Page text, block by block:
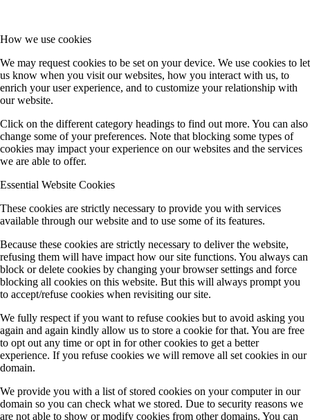
How we use cookies
We may request cookies to be set on your device. We use cookies to let
us know when you visit our websites, how you interact with us, to
enrich your user experience, and to customize your relationship with
our website.
Click on the different category headings to find out more. You can also
change some of your preferences. Note that blocking some types of
cookies may impact your experience on our websites and the services
we are able to offer.
Essential Website Cookies
These cookies are strictly necessary to provide you with services
available through our website and to use some of its features.
Because these cookies are strictly necessary to deliver the website,
refusing them will have impact how our site functions. You always can
block or delete cookies by changing your browser settings and force
blocking all cookies on this website. But this will always prompt you
to accept/refuse cookies when revisiting our site.
We fully respect if you want to refuse cookies but to avoid asking you
again and again kindly allow us to store a cookie for that. You are free
to opt out any time or opt in for other cookies to get a better
experience. If you refuse cookies we will remove all set cookies in our
domain.
We provide you with a list of stored cookies on your computer in our
domain so you can check what we stored. Due to security reasons we
are not able to show or modify cookies from other domains. You can